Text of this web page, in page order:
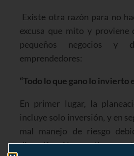
Existe otra razón para no
excusa que mito y proviene
pequeños negocios y
emprendedores:
“Todo lo que gano lo invierto
En primer lugar, la
incluye solo inversión, y en
mal manejo de riesgo
diversificación que lleva a